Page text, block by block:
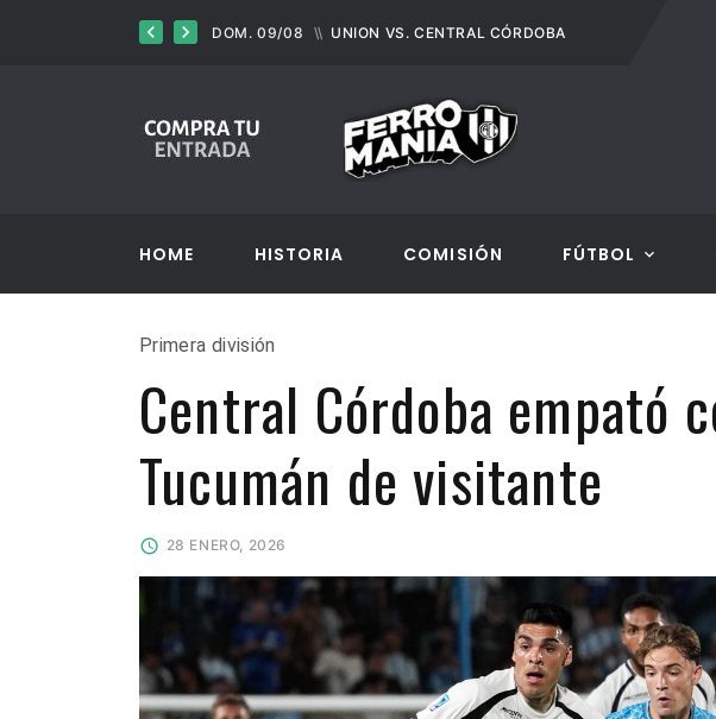
CENTRAL CÓRDOBA DOM. 09/08 UNION VS. CENTRAL CÓRDOBA
HOME HISTORIA COMISIÓN FÚTBOL
Primera división
Central Córdoba empató
Tucumán de visitante
28 ENERO, 2026